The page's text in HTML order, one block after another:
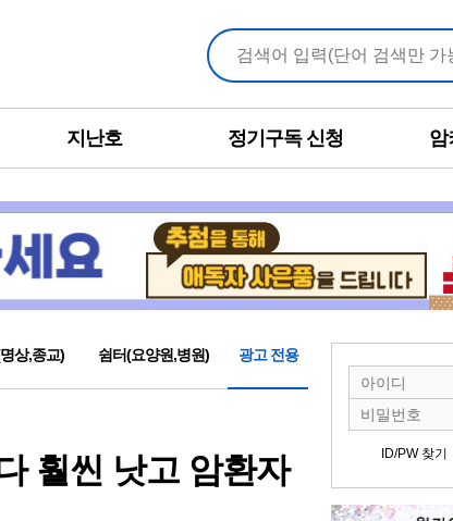
지난호 정기구독 신청 암
상,종교) 쉼터(요양원,병원) 광고 전용
훨씬 낫고 암환자
ID/PW 찾기